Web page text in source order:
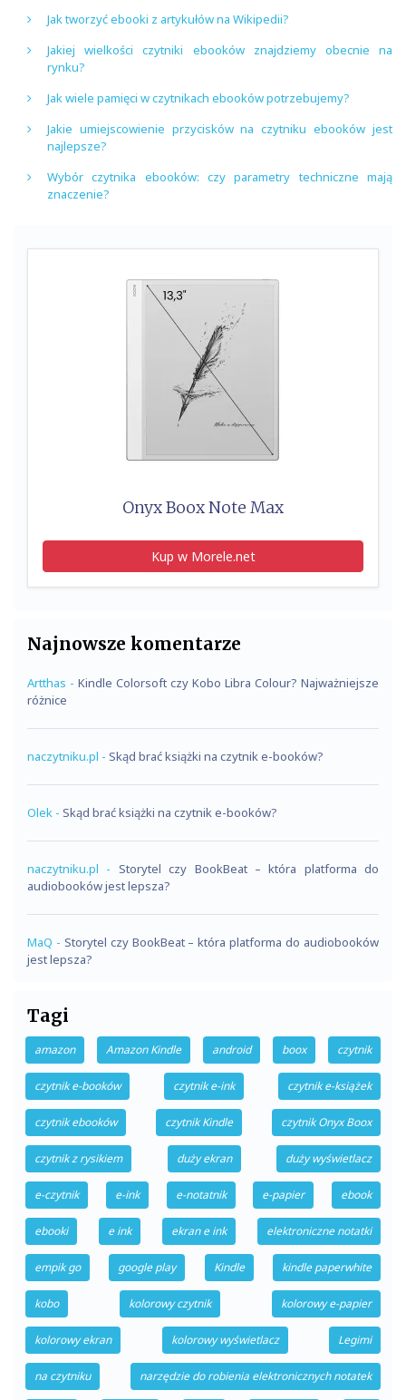
Jak tworzyć ebooki z artykułów na Wikipedii?
Jakiej wielkości czytniki ebooków znajdziemy obecnie na
rynku?
Jak wiele pamięci w czytnikach ebooków potrzebujemy?
Jakie umiejscowienie przycisków na czytniku ebooków jest
najlepsze?
Wybór czytnika ebooków: czy parametry techniczne mają
znaczenie?
Onyx Boox Note Max
Kup w Morele.net
Najnowsze komentarze
Artthas - Kindle Colorsoft czy Kobo Libra Colour? Najważniejsze
różnice
naczytniku.pl - Skąd brać książki na czytnik e-booków?
Olek - Skąd brać książki na czytnik e-booków?
naczytniku.pl - Storytel czy BookBeat – która platforma do
audiobooków jest lepsza?
MaQ - Storytel czy BookBeat – która platforma do audiobooków
jest lepsza?
Tagi
amazon Amazon Kindle android boox czytnik
czytnik e-booków czytnik e-ink czytnik e-książek
czytnik ebooków czytnik Kindle czytnik Onyx Boox
czytnik z rysikiem duży ekran duży wyświetlacz
e-czytnik e-ink e-notatnik e-papier ebook
ebooki e ink ekran e ink elektroniczne notatki
empik go google play Kindle kindle paperwhite
kobo kolorowy czytnik kolorowy e-papier
kolorowy ekran kolorowy wyświetlacz Legimi
na czytniku narzędzie do robienia elektronicznych notatek